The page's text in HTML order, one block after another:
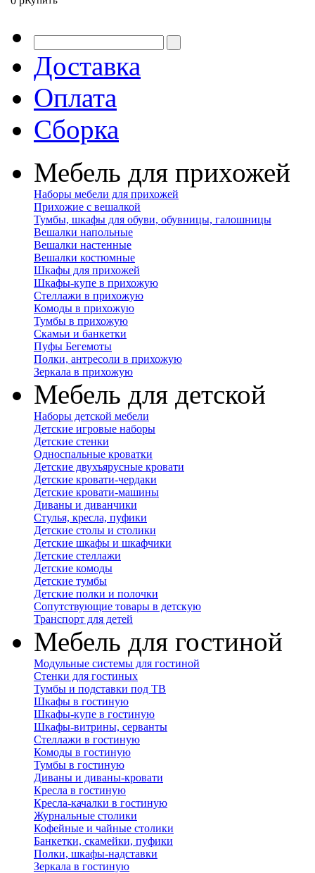
Доставка
Оплата
Сборка
Мебель для прихожей
Наборы мебели для прихожей
Прихожие с вешалкой
Тумбы, шкафы для обуви, обувницы, галошницы
Вешалки напольные
Вешалки настенные
Вешалки костюмные
Шкафы для прихожей
Шкафы-купе в прихожую
Стеллажи в прихожую
Комоды в прихожую
Тумбы в прихожую
Скамьи и банкетки
Пуфы Бегемоты
Полки, антресоли в прихожую
Зеркала в прихожую
Мебель для детской
Наборы детской мебели
Детские игровые наборы
Детские стенки
Односпальные кроватки
Детские двухъярусные кровати
Детские кровати-чердаки
Детские кровати-машины
Диваны и диванчики
Стулья, кресла, пуфики
Детские столы и столики
Детские шкафы и шкафчики
Детские стеллажи
Детские комоды
Детские тумбы
Детские полки и полочки
Сопутствующие товары в детскую
Транспорт для детей
Мебель для гостиной
Модульные системы для гостиной
Стенки для гостиных
Тумбы и подставки под ТВ
Шкафы в гостиную
Шкафы-купе в гостиную
Шкафы-витрины, серванты
Стеллажи в гостиную
Комоды в гостиную
Тумбы в гостиную
Диваны и диваны-кровати
Кресла в гостиную
Кресла-качалки в гостиную
Журнальные столики
Кофейные и чайные столики
Банкетки, скамейки, пуфики
Полки, шкафы-надставки
Зеркала в гостиную